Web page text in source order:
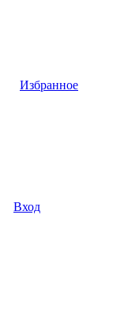
Избранное
Вход